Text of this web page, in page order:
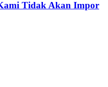
Tidak Akan Impor